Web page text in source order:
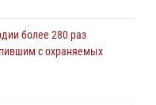
более 280 раз
с охраняемых